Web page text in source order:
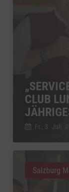
CLUB
Fr., 3. Juli //
Salzburg